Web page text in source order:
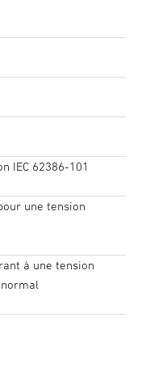
IEC 62386-101
une tension
à une tension